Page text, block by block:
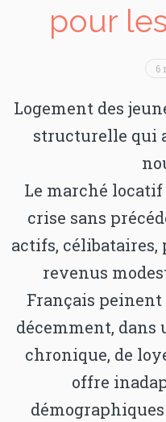
pour
6
Logement des
structurelle qui
Le marché
crise sans
actifs, célibataires,
revenus
Français peinent
décemment, dans
chronique, de
offre